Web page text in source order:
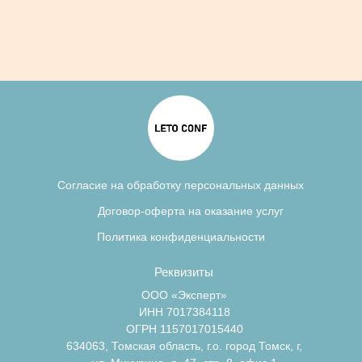
Реквизиты
ООО «Эксперт»
ИНН 7017384118
ОГРН 1157017015440
634063, Томская область, г.о. город Томск, г,
Согласие на обработку персональных данных
Договор-оферта на оказание услуг
Политика конфиденциальности